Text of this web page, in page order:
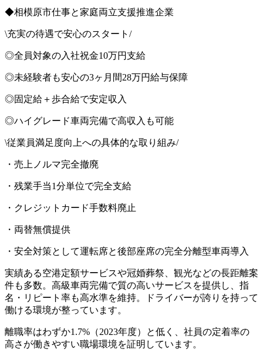
◆相模原市仕事と家庭両立支援推進企業
\充実の待遇で安心のスタート/
◎全員対象の入社祝金10万円支給
◎未経験者も安心の3ヶ月間28万円給与保障
◎固定給＋歩合給で安定収入
◎ハイグレード車両完備で高収入も可能
\従業員満足度向上への具体的な取り組み/
・売上ノルマ完全撤廃
・残業手当1分単位で完全支給
・クレジットカード手数料廃止
・両替無償提供
・安全対策として運転席と後部座席の完全分離型車両導入
実績ある空港定額サービスや冠婚葬祭、観光などの長距離案
件も多数。高級車両完備で質の高いサービスを提供し、指
名・リピート率も高水準を維持。ドライバーが誇りを持って
働ける環境が整っています。
離職率はわずか1.7%（2023年度）と低く、社員の定着率の
高さが働きやすい職場環境を証明しています。